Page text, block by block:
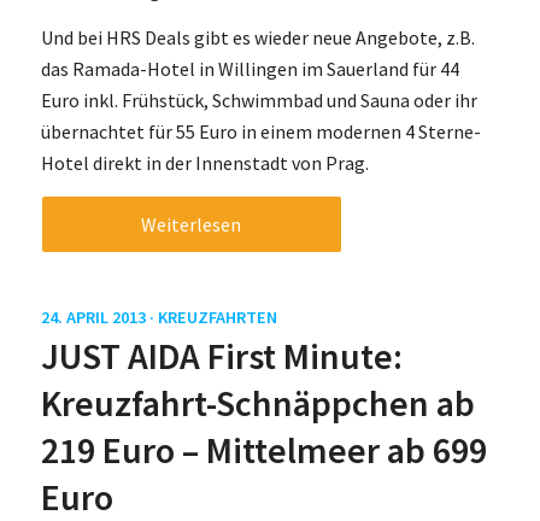
Und bei HRS Deals gibt es wieder neue Angebote, z.B.
das Ramada-Hotel in Willingen im Sauerland für 44
Euro inkl. Frühstück, Schwimmbad und Sauna oder ihr
übernachtet für 55 Euro in einem modernen 4 Sterne-
Hotel direkt in der Innenstadt von Prag.
Weiterlesen
24. APRIL 2013 · KREUZFAHRTEN
JUST AIDA First Minute:
Kreuzfahrt-Schnäppchen ab
219 Euro – Mittelmeer ab 699
Euro